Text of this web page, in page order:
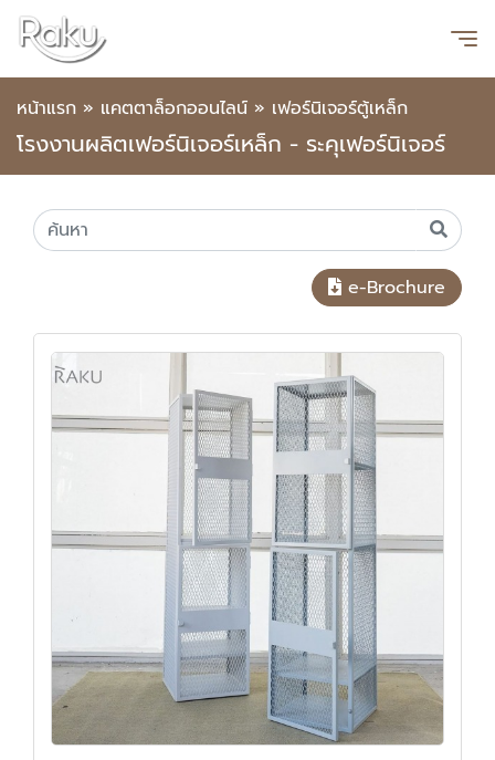
หน้าแรก » แคตตาล็อกออนไลน์ » เฟอร์นิเจอร์ตู้เหล็ก
โรงงานผลิตเฟอร์นิเจอร์เหล็ก - ระคุเฟอร์นิเจอร์
e-Brochure